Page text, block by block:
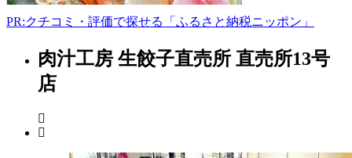
-PR:クチコミ・評価で探せる「ふるさと納税ニッポン」
茨
城
県
肉汁工房 生餃子直売所 直売所13号
店